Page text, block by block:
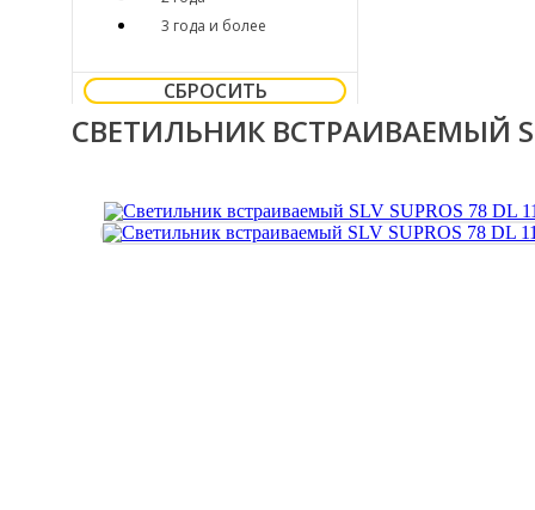
3 года и более
СБРОСИТЬ
СВЕТИЛЬНИК ВСТРАИВАЕМЫЙ